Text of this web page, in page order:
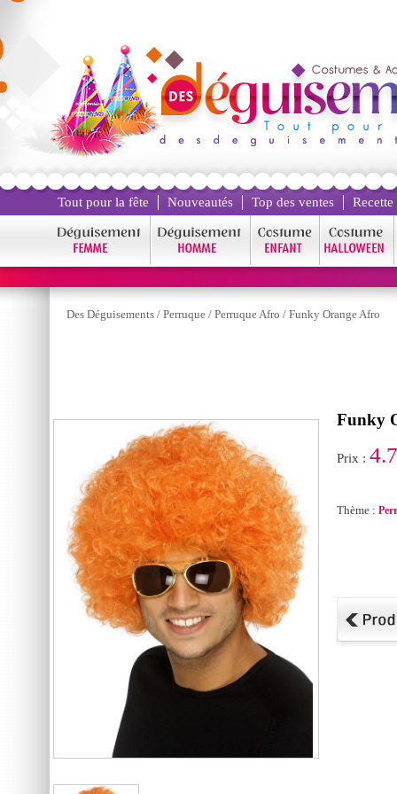
Tout pour la fête Nouveautés Top des ventes
Des Déguisements / Perruque / Perruque Afro / Funky Orange Afro
Funky
Prix :
Thème :